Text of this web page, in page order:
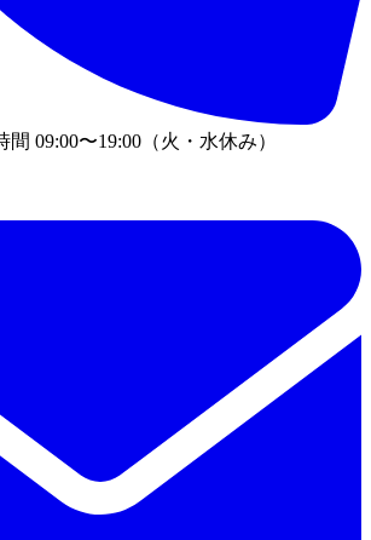
間 09:00〜19:00 （火・水休み）